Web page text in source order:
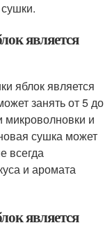
является
яблок является
занять от 5 до
микроволновки и
сушка может
всегда
и аромата
является